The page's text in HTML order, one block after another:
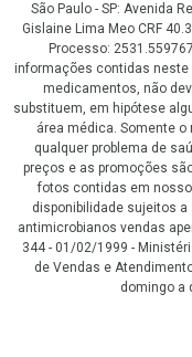
São Paulo - SP: Avenida
Gislaine Lima Meo CRF
Processo:
informações contidas
medicamentos, não
substituem, em hipótese
área médica. Somente
qualquer problema de
preços e as promoções
fotos contidas em
disponibilidade sujeitos
antimicrobianos vendas
344 - 01/02/1999 -
de Vendas e
domingo a